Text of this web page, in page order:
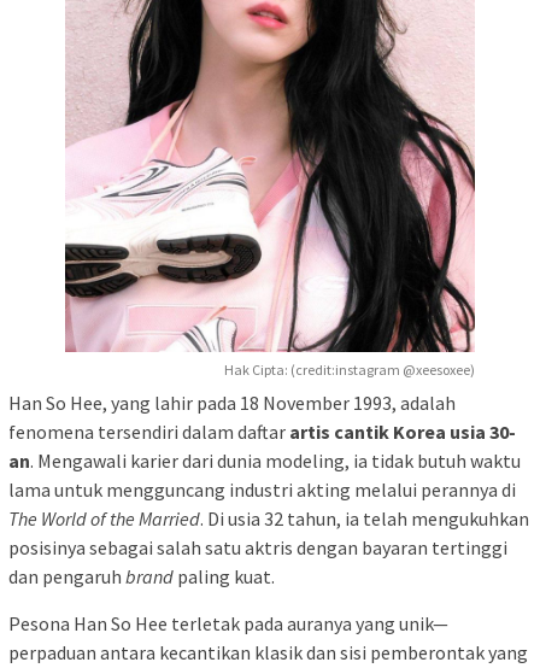
Hak Cipta: (credit:instagram @xeesoxee)
Han So Hee, yang lahir pada 18 November 1993, adalah
fenomena tersendiri dalam daftar artis cantik Korea usia 30-
an. Mengawali karier dari dunia modeling, ia tidak butuh waktu
lama untuk mengguncang industri akting melalui perannya di
The World of the Married. Di usia 32 tahun, ia telah mengukuhkan
posisinya sebagai salah satu aktris dengan bayaran tertinggi
dan pengaruh brand paling kuat.
Pesona Han So Hee terletak pada auranya yang unik—
perpaduan antara kecantikan klasik dan sisi pemberontak yang